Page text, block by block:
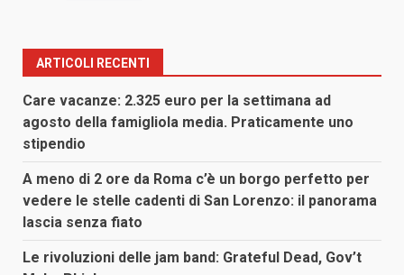
ARTICOLI RECENTI
Care vacanze: 2.325 euro per la settimana ad
agosto della famigliola media. Praticamente uno
stipendio
A meno di 2 ore da Roma c’è un borgo perfetto per
vedere le stelle cadenti di San Lorenzo: il panorama
lascia senza fiato
Le rivoluzioni delle jam band: Grateful Dead, Gov’t